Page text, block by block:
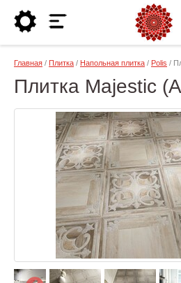
Главная / Плитка / Напольная плитка / Polis /
Плитка Majestic